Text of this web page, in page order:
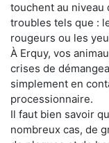
touchent au niveau
troubles tels que :
rougeurs ou les
À Erquy, vos
crises de
simplement en
processionnaire.
Il faut bien savoir
nombreux cas, de